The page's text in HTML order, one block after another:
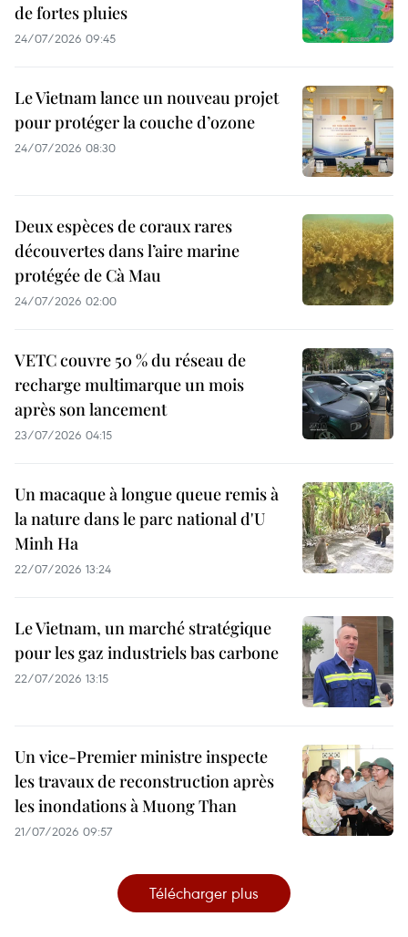
de fortes pluies
24/07/2026 09:45
Le Vietnam lance un nouveau projet
pour protéger la couche d’ozone
24/07/2026 08:30
Deux espèces de coraux rares
découvertes dans l’aire marine
protégée de Cà Mau
24/07/2026 02:00
VETC couvre 50 % du réseau de
recharge multimarque un mois
après son lancement
23/07/2026 04:15
Un macaque à longue queue remis à
la nature dans le parc national d'U
Minh Ha
22/07/2026 13:24
Le Vietnam, un marché stratégique
pour les gaz industriels bas carbone
22/07/2026 13:15
Un vice-Premier ministre inspecte
les travaux de reconstruction après
les inondations à Muong Than
21/07/2026 09:57
Télécharger plus